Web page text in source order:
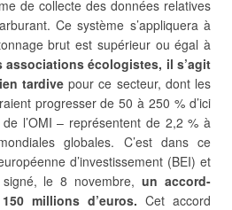
de collecte des données relatives
Ce système s’appliquera à
brut est supérieur ou égal à
associations écologistes, il s’agit
tardive pour ce secteur, dont les
progresser de 50 à 250 % d’ici
de l’OMI – représentent de 2,2 % à
globales. C’est dans ce
d’investissement (BEI) et
signé, le 8 novembre,un accord-
millions d’euros. Cet accord